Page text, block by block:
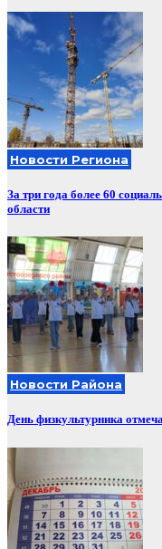
Новости Региона
За три года более 60
области
Новости Района
День физкультурника